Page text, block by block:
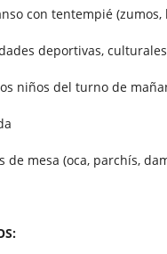
con tentempié
deportivas,
niños del turno de
de mesa (oca, parchís,